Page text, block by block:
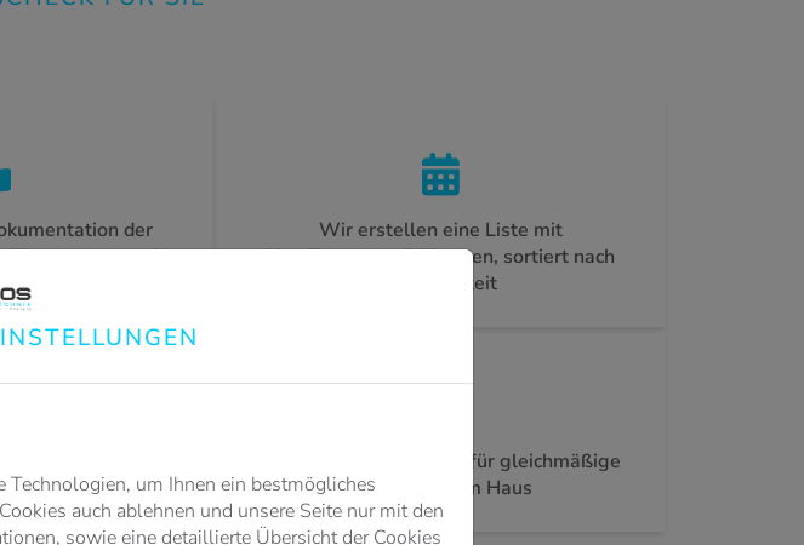
der
Nutzungsart und
Wir erstellen eine Liste mit
Handlungsempfehlungen, sortiert nach
Dringlichkeit
Wir führen einen hydraulischen Abgleich durch – für gleichmäßige
Wärmeverteilung auf alle Heizkörper im Haus
um Ihnen ein bestmögliches
auch ablehnen und unsere Seite nur mit den
sowie eine detaillierte Übersicht der Cookies